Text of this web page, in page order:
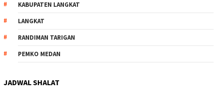
KABUPATEN LANGKAT
LANGKAT
RANDIMAN TARIGAN
PEMKO MEDAN
JADWAL SHALAT